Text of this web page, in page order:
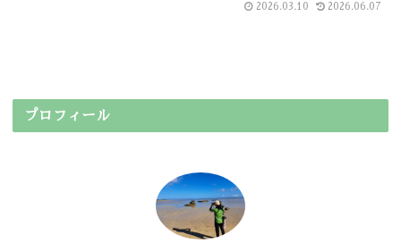
2026.03.10 2026.06.07
プロフィール